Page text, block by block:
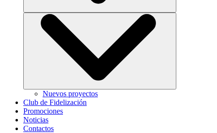
Nuevos proyectos
Club de Fidelización
Promociones
Noticias
Contactos